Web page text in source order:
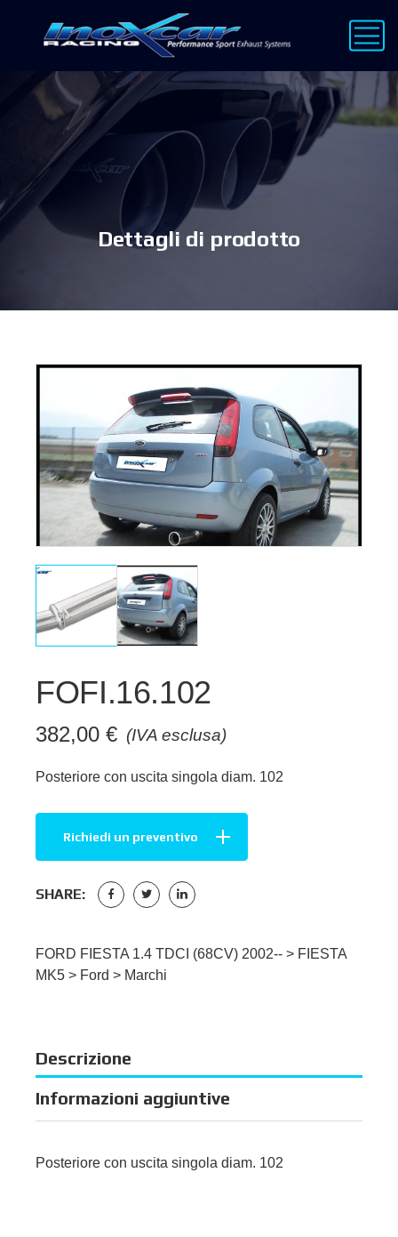
Dettagli di prodotto
FOFI.16.102
(IVA esclusa)
382,00 €
Posteriore con uscita singola diam. 102
Richiedi un preventivo
SHARE:
FORD FIESTA 1.4 TDCI (68CV) 2002-- > FIESTA
MK5 > Ford > Marchi
Descrizione
Informazioni aggiuntive
Posteriore con uscita singola diam. 102